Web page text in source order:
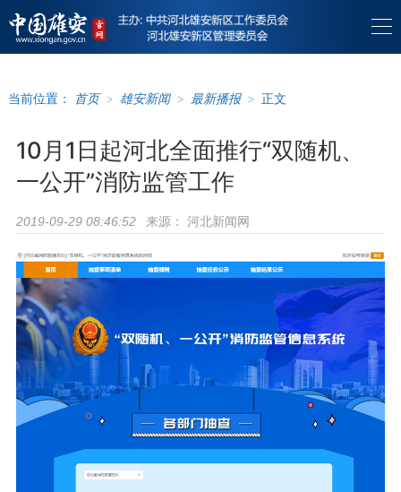
当前位置： 首页 > 雄安新闻 > 最新播报 > 正文
10月1日起河北全面推行“双随机、
一公开”消防监管工作
2019-09-29 08:46:52 来源： 河北新闻网